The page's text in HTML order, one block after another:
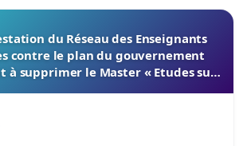
du Réseau des Enseignants
contre le plan du gouvernement
à supprimer le Master « Etudes sur